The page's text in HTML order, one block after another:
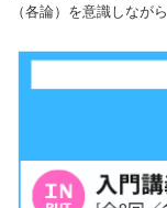
（各論）を意識しながら